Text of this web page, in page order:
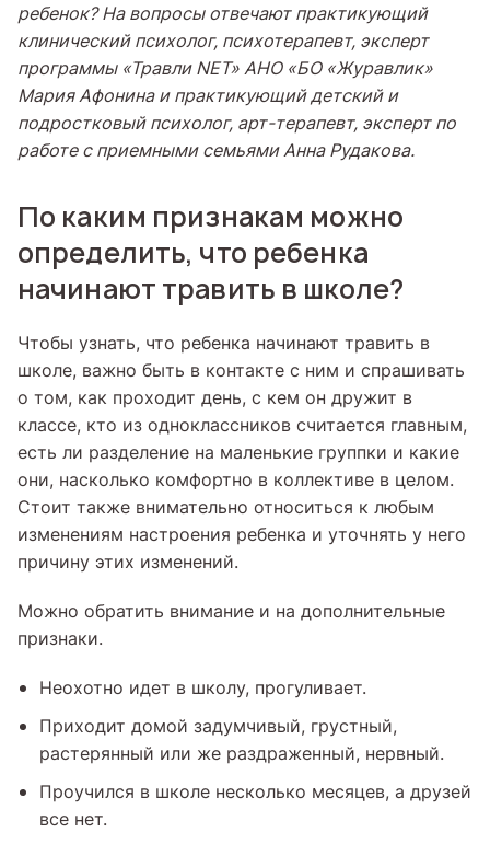
ребенок? На вопросы отвечают практикующий
клинический психолог, психотерапевт, эксперт
программы «Травли NET» АНО «БО «Журавлик»
Мария Афонина и практикующий детский и
подростковый психолог, арт-терапевт, эксперт по
работе с приемными семьями Анна Рудакова.
По каким признакам можно
определить, что ребенка
начинают травить в школе?
Чтобы узнать, что ребенка начинают травить в
школе, важно быть в контакте с ним и спрашивать
о том, как проходит день, с кем он дружит в
классе, кто из одноклассников считается главным,
есть ли разделение на маленькие группки и какие
они, насколько комфортно в коллективе в целом.
Стоит также внимательно относиться к любым
изменениям настроения ребенка и уточнять у него
причину этих изменений.
Можно обратить внимание и на дополнительные
признаки.
Неохотно идет в школу, прогуливает.
Приходит домой задумчивый, грустный,
растерянный или же раздраженный, нервный.
Проучился в школе несколько месяцев, а друзей
все нет.